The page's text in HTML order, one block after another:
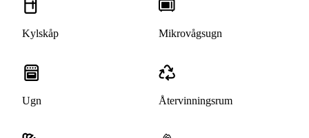
Kylskåp Mikrovågsugn
Ugn Återvinningsrum